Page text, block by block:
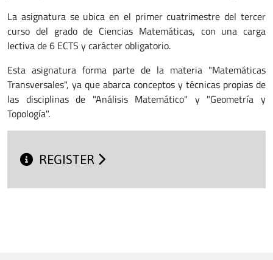
La asignatura se ubica en el primer cuatrimestre del tercer
curso del grado de Ciencias Matemáticas, con una carga
lectiva de 6 ECTS y carácter obligatorio.
Esta asignatura forma parte de la materia "Matemáticas
Transversales", ya que abarca conceptos y técnicas propias de
las disciplinas de "Análisis Matemático" y "Geometría y
Topología".
REGISTER